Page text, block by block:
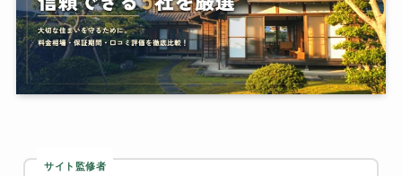
サイト監修者